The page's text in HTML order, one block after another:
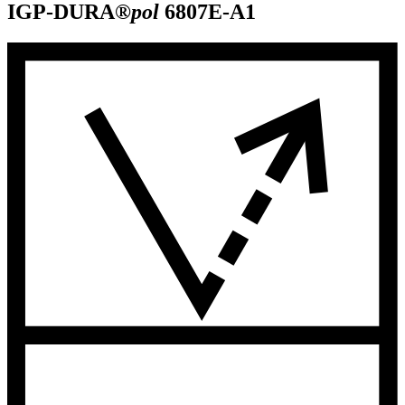
IGP-DURA®pol 6807E-A1